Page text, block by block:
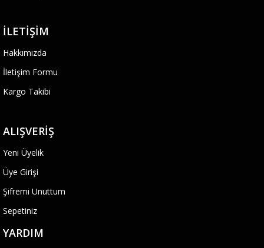
İLETIŞIM
Hakkımızda
İletişim Formu
Kargo Takibi
ALIŞVERIŞ
Yeni Üyelik
Üye Girişi
Şifremi Unuttum
Sepetiniz
YARDIM